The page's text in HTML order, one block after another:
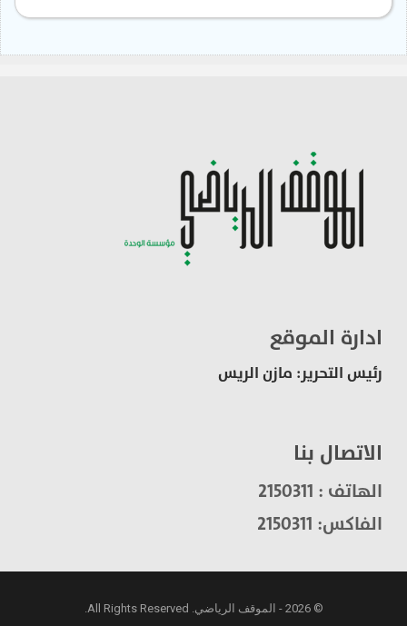
ادارة الموقع
رئيس التحرير: مازن الريس
الاتصال بنا
الهاتف : 2150311
الفاكس: 2150311
© 2026 - الموقف الرياضي. All Rights Reserved.